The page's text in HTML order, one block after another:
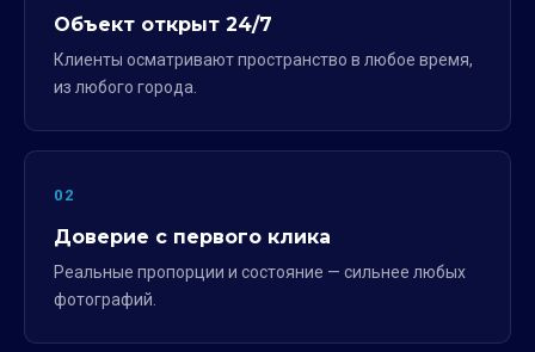
Объект открыт 24/7
Клиенты осматривают пространство в любое время,
из любого города.
02
Доверие с первого клика
Реальные пропорции и состояние — сильнее любых
фотографий.